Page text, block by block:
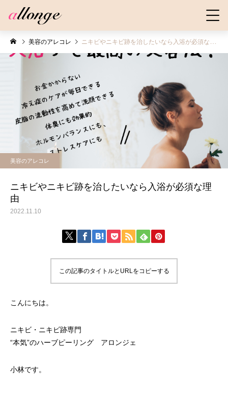
美容のアレコレ ニキビやニキビ跡を治したいなら入浴が必須な理由
美容のアレコレ
ニキビやニキビ跡を治したいなら入浴が必須な理
由
2022.11.10
この記事のタイトルとURLをコピーする
こんにちは。
ニキビ・ニキビ跡専門
“本気”のハーブピーリング アロンジェ
小林です。